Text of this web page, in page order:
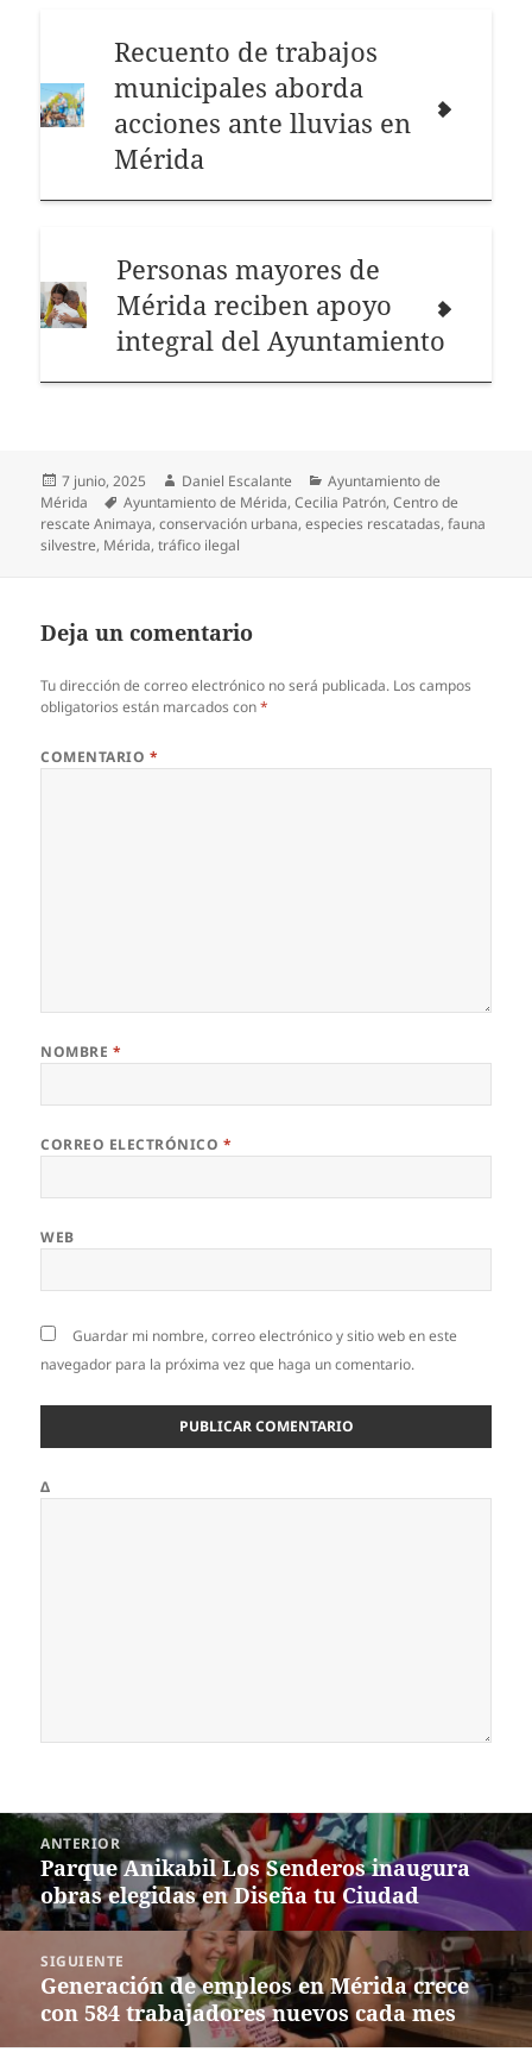
Recuento de trabajos
municipales aborda
acciones ante lluvias en
Mérida
Personas mayores de
Mérida reciben apoyo
integral del Ayuntamiento
Publicado
el
7 junio, 2025 Autor
Daniel Escalante Categorías
Ayuntamiento de
Mérida
Etiquetas
Ayuntamiento de Mérida,Cecilia Patrón,Centro de
rescate Animaya,conservación urbana,especies rescatadas,fauna
silvestre, Mérida,tráfico ilegal
Deja un comentario
Tu dirección de correo electrónico no será publicada. Los campos
obligatorios están marcados con*
COMENTARIO *
NOMBRE *
CORREO ELECTRÓNICO *
WEB
Guardar mi nombre, correo electrónico y sitio web en este
navegador para la próxima vez que haga un comentario.
Δ
Navegación
entradas
ANTERIOR
Entrada
anterior:
Parque Anikabil Los Senderos inaugura
obras elegidas en Diseña tu Ciudad
SIGUIENTE
Siguiente
entrada:
Generación de empleos en Mérida crece
con 584 trabajadores nuevos cada mes